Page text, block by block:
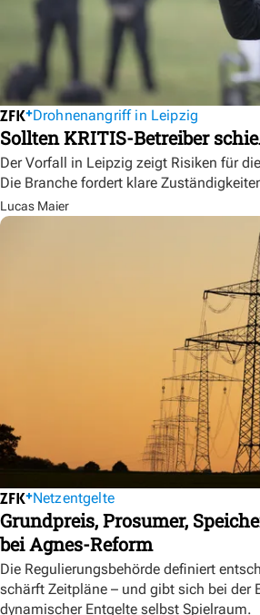
Drohnenangriff in Leipzig
Sollten KRITIS-Betreiber
Der Vorfall in Leipzig zeigt Risiken für
Die Branche fordert klare
Lucas Maier
Netzentgelte
Grundpreis, Prosumer,
bei Agnes-Reform
Die Regulierungsbehörde definiert
schärft Zeitpläne – und gibt sich bei der
dynamischer Entgelte selbst Spielraum.